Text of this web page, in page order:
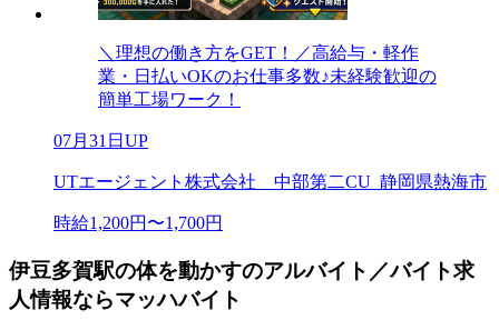
＼理想の働き方をGET！／高給与・軽作
業・日払いOKのお仕事多数♪未経験歓迎の
簡単工場ワーク！
07月31日UP
UTエージェント株式会社 中部第二CU_静岡県熱海市
時給1,200円〜1,700円
伊豆多賀駅の体を動かすのアルバイト／バイト求
人情報ならマッハバイト